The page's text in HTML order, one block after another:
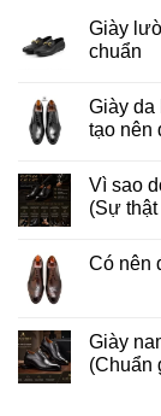
Giày
chuẩn
Giày da
tạo nên
Vì sao
(Sự
Có nên
Giày
(Chuẩn